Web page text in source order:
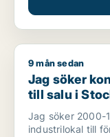
Jag söker
9 mån sedan
Jag söker
till salu i
Jag söker 2000-
industrilokal till